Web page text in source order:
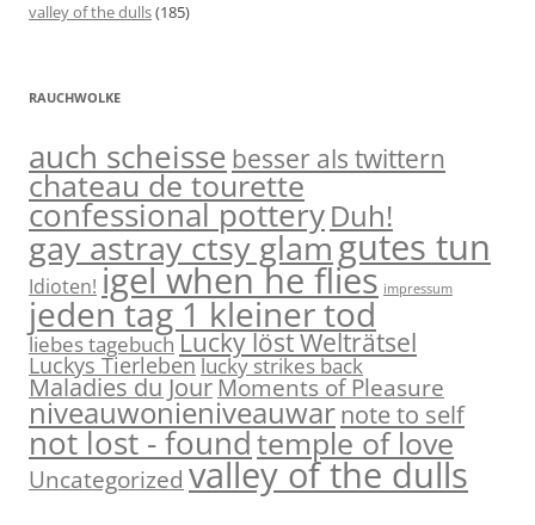
valley of the dulls(185)
RAUCHWOLKE
auch scheisse besser als twittern
chateau de tourette
confessional potteryDuh!
gay astray ctsy glamgutes tun
Idioten! igel when he flies impressum
jeden tag 1 kleiner tod
liebes tagebuch Lucky löst Welträtsel
Luckys Tierlebenlucky strikes back
Maladies du Jour Moments of Pleasure
niveauwonieniveauwarnote to self
not lost - foundtemple of love
Uncategorized valley of the dulls